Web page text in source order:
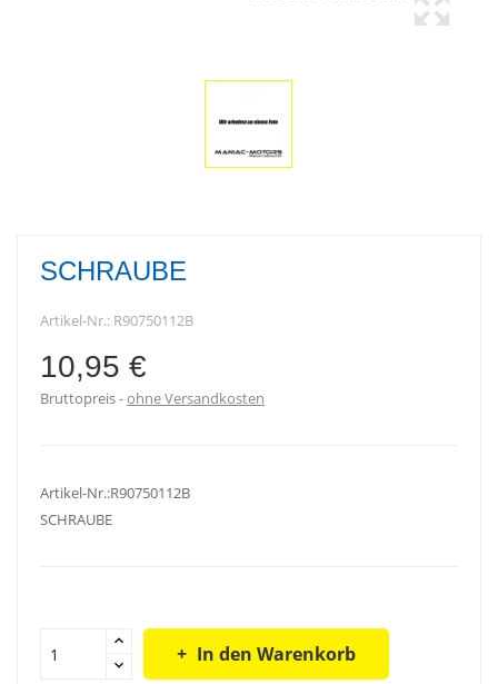
SCHRAUBE
Artikel-Nr.: R90750112B
10,95 €
Bruttopreis ohne Versandkosten
Artikel-Nr.:R90750112B
SCHRAUBE
In den Warenkorb